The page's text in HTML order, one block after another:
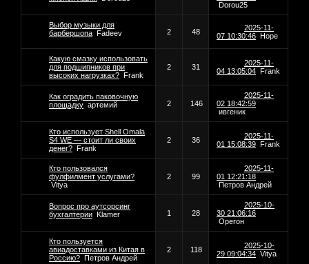
Dorou25
Выбор музыки для
барбершопа Fadeev 2 48
2025-11-
07 10:30:46 Hope
Какую смазку использовать
для подшипников при
высоких нагрузках? Frank
2 31
2025-11-
04 13:05:04 Frank
Как оградить паковочную
площадку артемий 2 146
2025-11-
02 18:42:59
ивгеник
Кто использует Shell Omala
S4 WE — стоит ли своих
денег? Frank
2 36
2025-11-
01 15:08:39 Frank
Кто пользовался
фулфилмент услугами?
Vitya
2 99
2025-11-
01 12:21:18
Петров Андрей
Вопрос про аутсорсинг
бухгалтерии Klamer 1 28
2025-10-
30 21:06:16
Орегон
Кто пользуется
авиадоставками из Китая в
Россию? Петров Андрей
2 118
2025-10-
29 09:04:34 Vitya